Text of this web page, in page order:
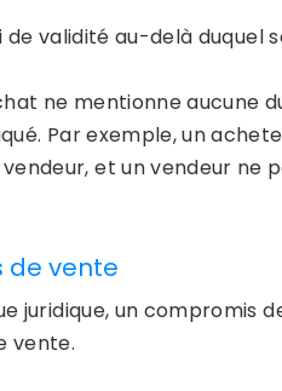
validité au-delà duquel
ne mentionne aucune
Par exemple, un
et un vendeur ne
de vente
juridique, un
vente.